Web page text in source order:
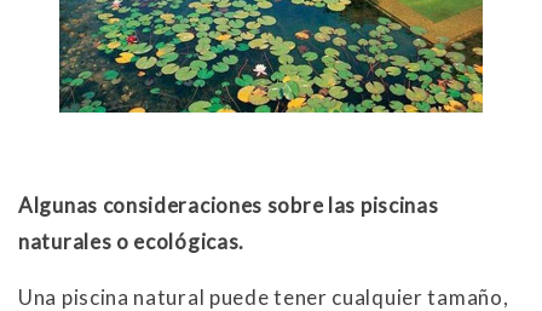
Algunas consideraciones sobre las piscinas
naturales o ecológicas.
Una piscina natural puede tener cualquier tamaño,